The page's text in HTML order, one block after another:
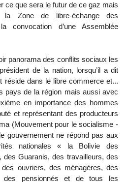
ce que sera le futur de ce gaz mais
la Zone de libre-échange des
convocation d’une Assemblée
panorama des conflits sociaux les
de la nation, lorsqu’il a dit
réside dans le libre commerce et...
pays de la région mais aussi avec
en importance des hommes
et représentant des producteurs
(Mouvement pour le socialisme -
gouvernement ne répond pas aux
nationales « la Bolivie des
Guaranis, des travailleurs, des
ouvriers, des ménagères, des
des pensionnés et de tous les